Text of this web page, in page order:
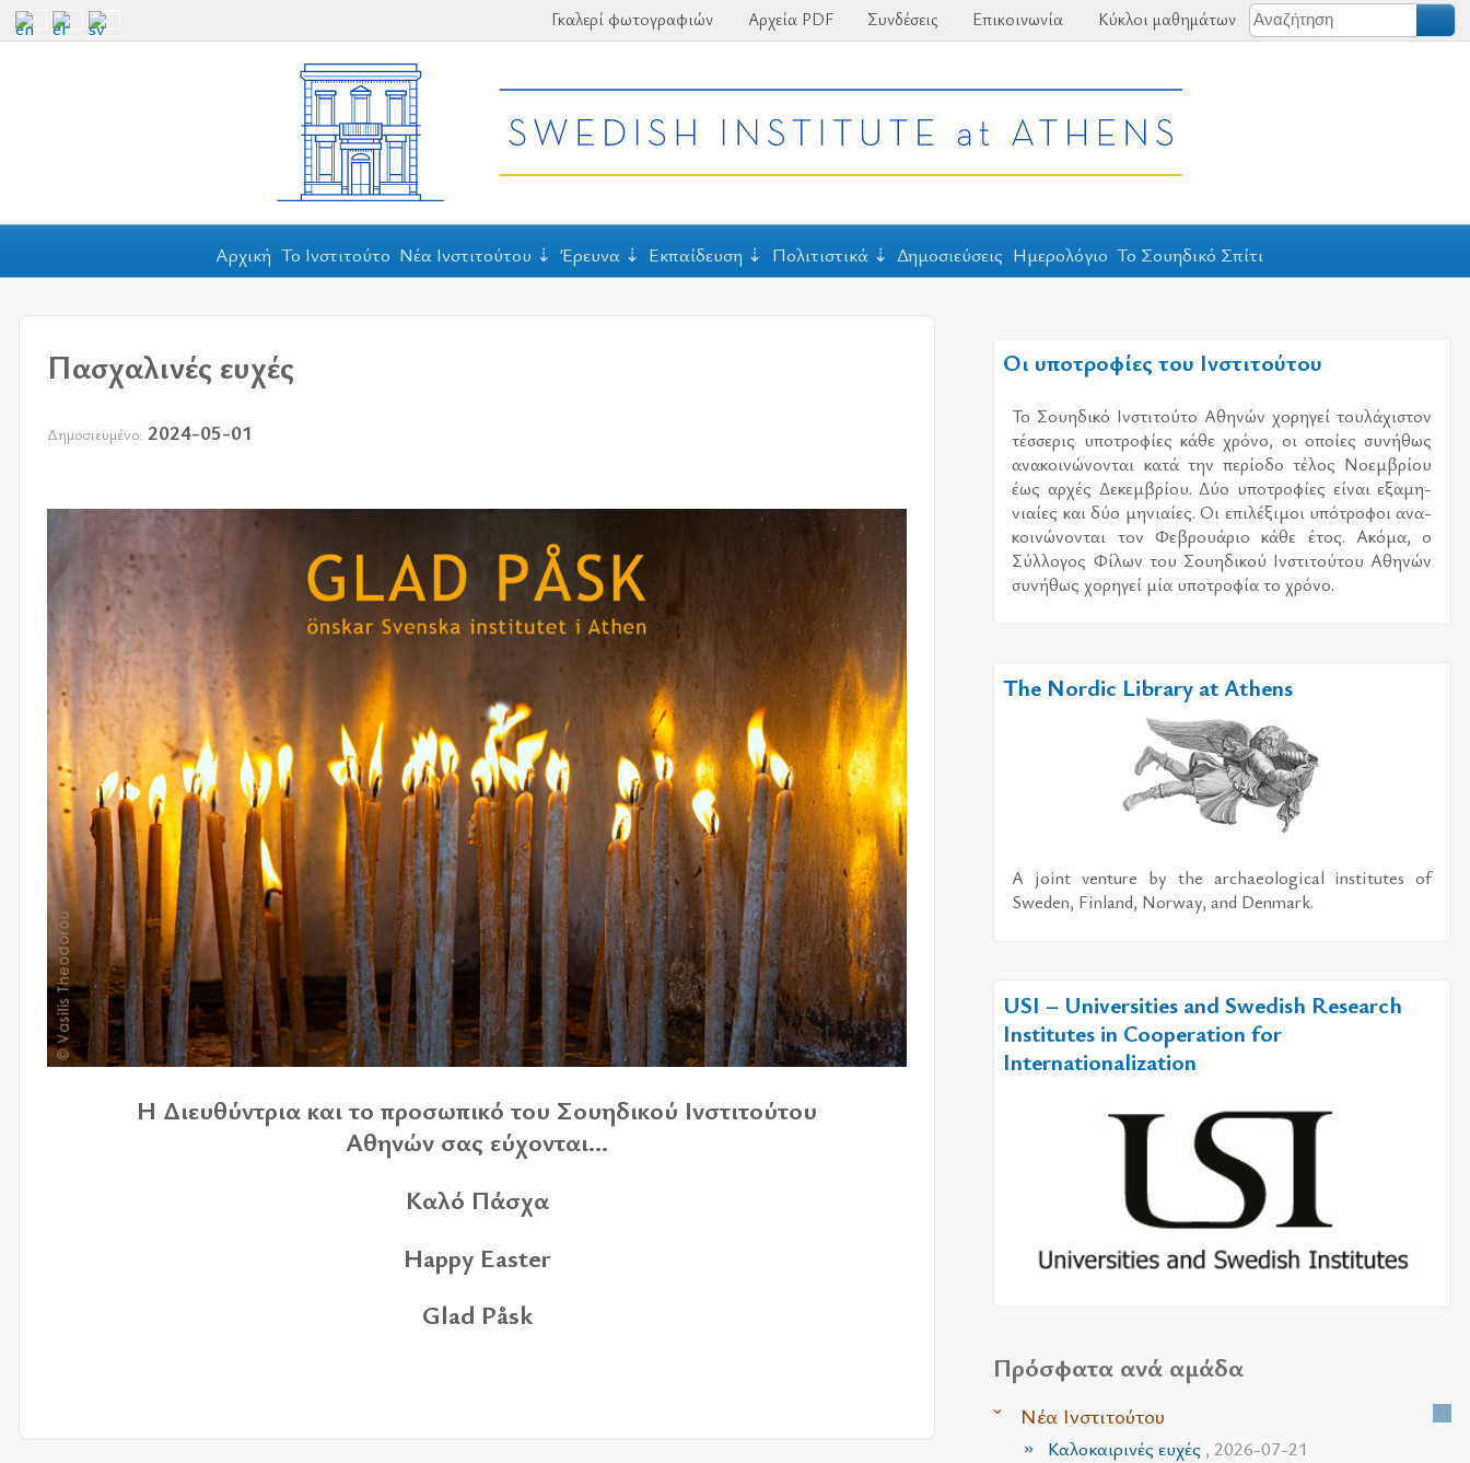
Γκαλερί φωτογραφιών Αρχεία PDF Συνδέσεις Επικοινωνία Κύκλοι μαθημάτων
Αρχική Το Ινστιτούτο Νέα Ινστιτούτου Έρευνα Εκπαίδευση Πολιτιστικά Δημοσιεύσεις Ημερολόγιο Το Σουηδικό Σπίτι
Πασχαλινές ευχές
Δημοσιευμένο: 2024-05-01
Η Διευ­θύ­ντρια και το προ­σω­πι­κό του Σου­η­δι­κού Ινστι­τού­του
Αθη­νών σας εύ­χο­νται...
Καλό Πάσχα
Happy Easter
Glad Påsk
Οι υποτροφίες του Ινστιτούτου
Το Σου­η­δι­κό Ινστι­τού­το Αθη­νών χο­ρη­γεί του­λά­χι­στον
τέσ­σε­ρις υπο­τρο­φί­ες κάθε χρό­νο, οι οποί­ες συ­νή­θως
ανα­κοι­νώ­νο­νται κατά την πε­ρί­ο­δο τέ­λος Νοεμ­βρί­ου
έως αρ­χές Δεκεμ­βρί­ου. Δύο υπο­τρο­φί­ες εί­ναι εξα­μη­
νιαί­ες και δύο μη­νιαί­ες. Οι επι­λέ­ξι­μοι υπό­τρο­φοι ανα­
κοι­νώ­νο­νται τον Φεβρουά­ριο κάθε έτος. Ακόμα, ο
Σύλ­λο­γος Φίλων του Σου­η­δι­κού Ινστι­τού­του Αθη­νών
συ­νή­θως χο­ρη­γεί μία υπο­τρο­φία το χρό­νο.
The Nordic Library at Athens
A joint venture by the archaeological institutes of
Sweden, Finland, Norway, and Denmark.
USI – Universities and Swedish Research
Institutes in Cooperation for
Internationalization
Πρόσφατα ανά αμάδα
Νέα Ινστιτούτου
Καλοκαιρινές ευχές , 2026-07-21